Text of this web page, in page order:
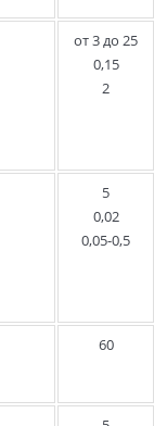
от 3 до 25
0,15
2
5
0,02
0,05-0,5
60